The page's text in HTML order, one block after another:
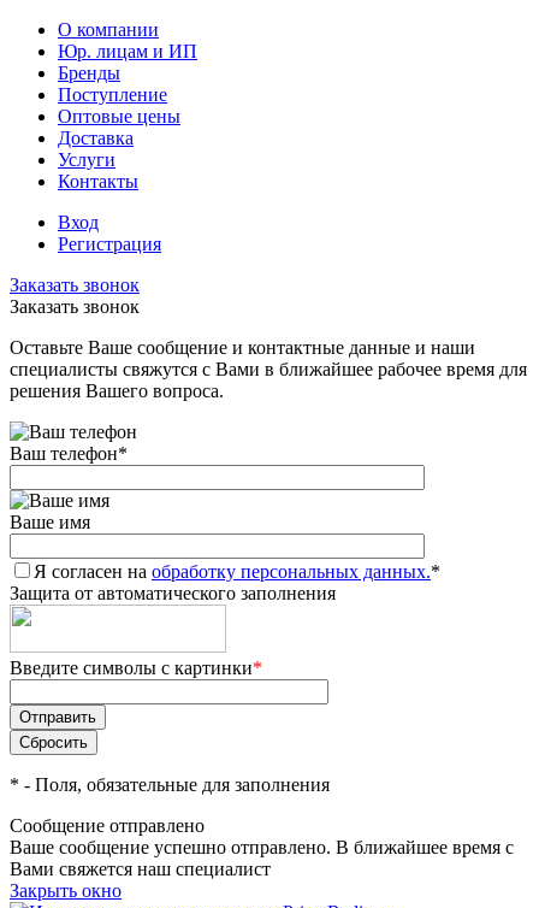
О компании
Юр. лицам и ИП
Бренды
Поступление
Оптовые цены
Доставка
Услуги
Контакты
Вход
Регистрация
Заказать звонок
Заказать звонок
Оставьте Ваше сообщение и контактные данные и наши
специалисты свяжутся с Вами в ближайшее рабочее время для
решения Вашего вопроса.
Ваш телефон*
Ваше имя
Я согласен на обработку персональных данных.*
Защита от автоматического заполнения
Введите символы с картинки*
* - Поля, обязательные для заполнения
Сообщение отправлено
Ваше сообщение успешно отправлено. В ближайшее время с
Вами свяжется наш специалист
Закрыть окно